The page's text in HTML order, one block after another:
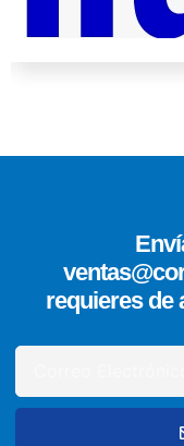
requieres de